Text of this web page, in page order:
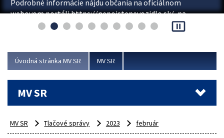
Podrobné informácie nájdu občania na oficiálnom
webovom portáli https://nepoistenevozidlo.sk/, na
ktorom od augusta pribudne aj možnosť overiť si...
pause_presentation
Úvodná stránka MV SR MV SR
MV SR
MV SR Tlačové správy 2023 február